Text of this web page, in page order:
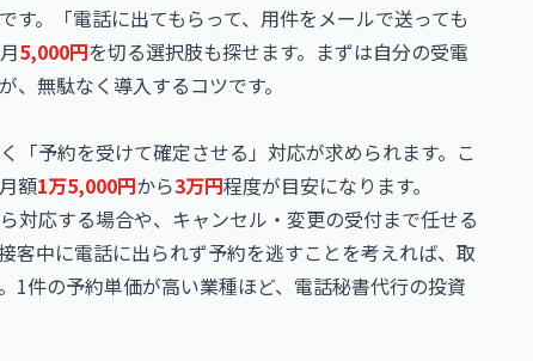
。「電話に出てもらって、用件をメールで送っても
5,000円を切る選択肢も探せます。まずは自分の受電
無駄なく導入するコツです。
「予約を受けて確定させる」対応が求められます。こ
額1万5,000円から3万円程度が目安になります。
対応する場合や、キャンセル・変更の受付まで任せる
客中に電話に出られず予約を逃すことを考えれば、取
1件の予約単価が高い業種ほど、電話秘書代行の投資